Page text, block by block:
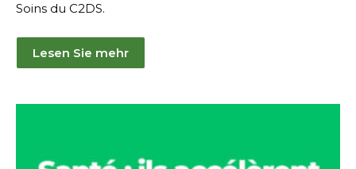
Soins du C2DS.
Lesen Sie mehr